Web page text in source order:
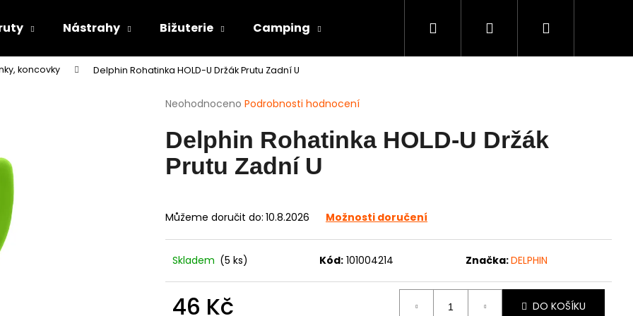
Nástrahy Bižuterie Camping Péče o úlovky BAZAR použité zboží
Hledat PřihlášeníNákupní
koncovky Delphin Rohatinka HOLD-U Držák Prutu Zadní U
Průměrné
produktu
je
0,0
Neohodnoceno Podrobnosti hodnocení
Delphin Rohatinka HOLD-U Držák
Prutu Zadní U
Můžeme doručit do: 10.8.2026 Možnosti doručení
Skladem (5 ks) Kód: 101004214 Značka:DELPHIN
46 Kč DO KOŠÍKU
Co potřebujete najít?
HLEDAT